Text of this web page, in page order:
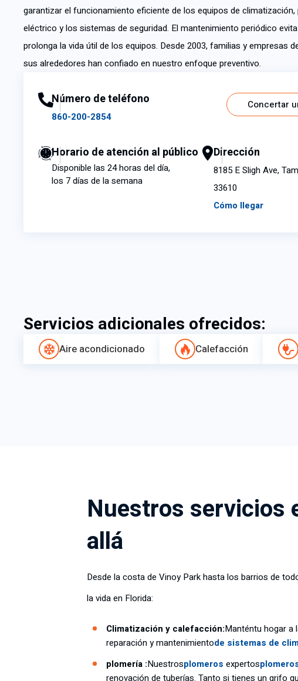
garantizar el funcionamiento eficiente de los equipos de climatización,
eléctrico y los sistemas de seguridad. El mantenimiento periódico
prolonga la vida útil de los equipos. Desde 2003, familias y empresas
sus alrededores han confiado en nuestro enfoque preventivo.
Número de teléfono
860-200-2854
Concertar
Horario de atención al público
Disponible las 24 horas del día,
los 7 días de la semana
Dirección
8185 E Sligh Ave,
33610
Cómo llegar
Servicios adicionales ofrecidos:
Aire acondicionado Calefacción
Nuestros servicios
allá
Desde la costa de Vinoy Park hasta los barrios de
la vida en Florida:
Climatización y calefacción:Manténtu hogar a
reparación y mantenimientode sistemas de
plomería :Nuestrosplomeros expertos
renovación de tuberías. Tanto si tienes un grifo